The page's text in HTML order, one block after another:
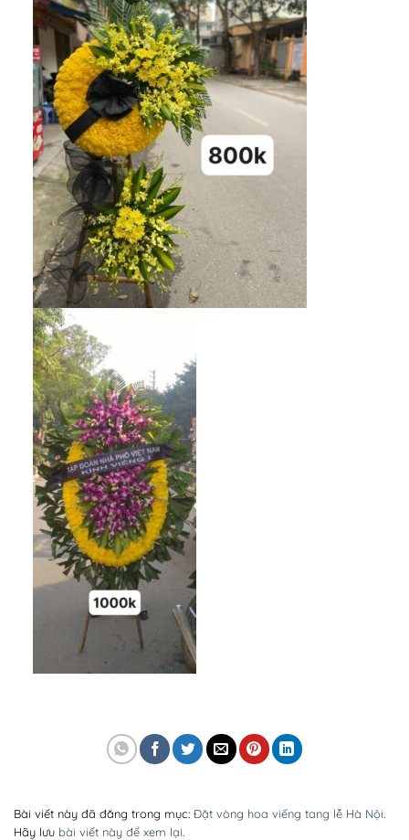
Bài viết này đã đăng trong mục: Đặt vòng hoa viếng tang lễ Hà Nội.
Hãy lưu bài viết này để xem lại.